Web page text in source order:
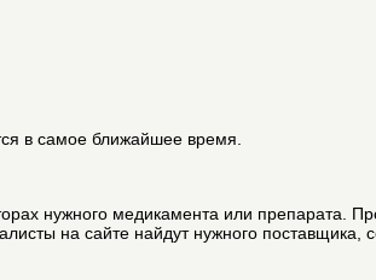
в самое ближайшее время.
нужного медикамента или препарата.
на сайте найдут нужного поставщика,